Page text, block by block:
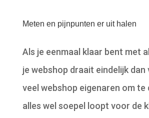
Meten en pijnpunten er uit halen
Als je eenmaal klaar bent met
je webshop draait eindelijk dan
veel webshop eigenaren om
alles wel soepel loopt voor de